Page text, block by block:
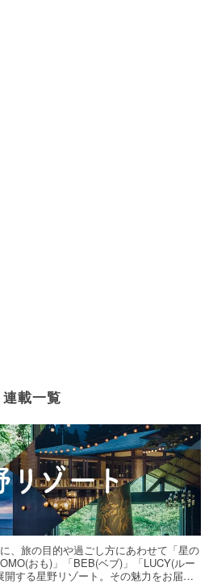
連載一覧
、旅の目的や過ごし方にあわせて「星の
おも)」「BEB(ベブ)」「LUCY(ルー
する星野リゾート。その魅力をお届け